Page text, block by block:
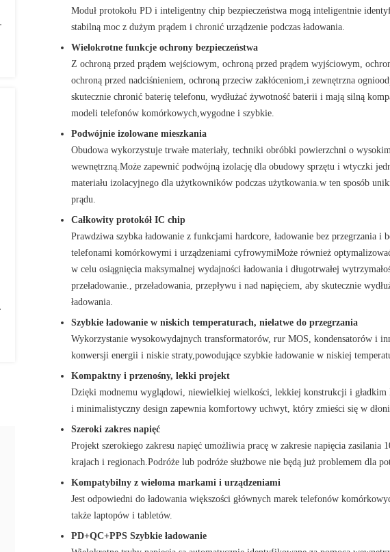
Moduł protokołu PD i inteligentny chip bezpieczeństwa mogą inteligentnie
stabilną moc z dużym prądem i chronić urządzenie podczas ładowania.
Wielokrotne funkcje ochrony bezpieczeństwa
Z ochroną przed prądem wejściowym, ochroną przed prądem wyjściowym,
ochroną przed nadciśnieniem, ochroną przeciw zakłóceniom,i zewnętrzna
skutecznie chronić baterię telefonu, wydłużać żywotność baterii i mają silną
modeli telefonów komórkowych,wygodne i szybkie.
Podwójnie izolowane mieszkania
Obudowa wykorzystuje trwałe materiały, techniki obróbki powierzchni o
wewnętrzną.Może zapewnić podwójną izolację dla obudowy sprzętu i wtyczki
materiału izolacyjnego dla użytkowników podczas użytkowania.w ten sposób
prądu.
Całkowity protokół IC chip
Prawdziwa szybka ładowanie z funkcjami hardcore, ładowanie bez przegrzania
telefonami komórkowymi i urządzeniami cyfrowymiMoże również
w celu osiągnięcia maksymalnej wydajności ładowania i długotrwałej
przeładowanie., przeładowania, przepływu i nad napięciem, aby skutecznie
ładowania.
Szybkie ładowanie w niskich temperaturach, niełatwe do przegrzania
Wykorzystanie wysokowydajnych transformatorów, rur MOS, kondensatorów i
konwersji energii i niskie straty,powodujące szybkie ładowanie w niskiej
Kompaktny i przenośny, lekki projekt
Dzięki modnemu wyglądowi, niewielkiej wielkości, lekkiej konstrukcji i gładkim
i minimalistyczny design zapewnia komfortowy uchwyt, który zmieści się w
Szeroki zakres napięć
Projekt szerokiego zakresu napięć umożliwia pracę w zakresie napięcia zasilania
krajach i regionach.Podróże lub podróże służbowe nie będą już problemem dla
Kompatybilny z wieloma markami i urządzeniami
Jest odpowiedni do ładowania większości głównych marek telefonów
także laptopów i tabletów.
PD+QC+PPS Szybkie ładowanie